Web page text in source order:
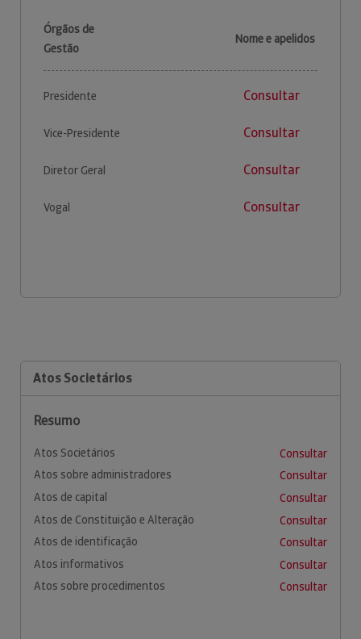
Órgãos de
Gestão
Nome e apelidos
Presidente Consultar
Vice-Presidente Consultar
Diretor Geral Consultar
Vogal Consultar
Atos Societários
Resumo
Atos Societários
Consultar
Atos sobre administradores
Consultar
Atos de capital
Consultar
Atos de Constituição e Alteração
Consultar
Atos de identificação
Consultar
Atos informativos
Consultar
Atos sobre procedimentos
Consultar